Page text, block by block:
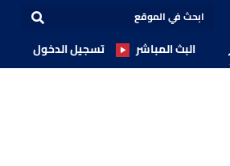
البث المباشر تسجيل الدخول